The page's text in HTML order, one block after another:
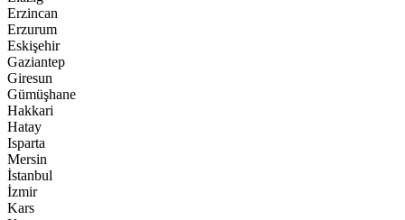
Erzincan
Erzurum
Eskişehir
Gaziantep
Giresun
Gümüşhane
Hakkari
Hatay
Isparta
Mersin
İstanbul
İzmir
Kars